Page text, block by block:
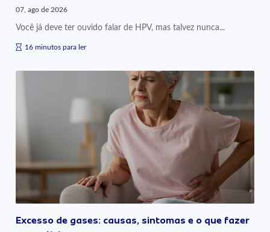
07, ago de 2026
Você já deve ter ouvido falar de HPV, mas talvez nunca...
16 minutos para ler
Excesso de gases: causas, sintomas e o que fazer